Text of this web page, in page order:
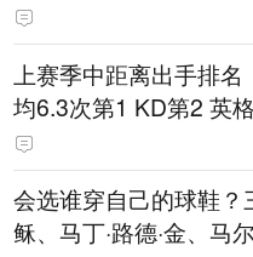
上赛季中距离出手排名
均6.3次第1 KD第2 英
会选谁穿自己的球鞋？
稣、马丁·路德·金、马